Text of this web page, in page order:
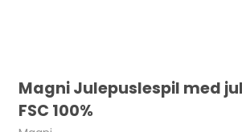
Magni Julepuslespil med
FSC 100%